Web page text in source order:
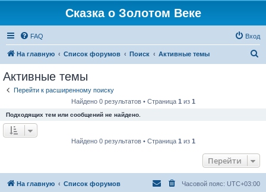
Сказка о Золотом Веке
FAQ Вход
На главную Список форумов Поиск Активные темы
Активные темы
Перейти к расширенному поиску
Найдено 0 результатов • Страница 1 из 1
Подходящих тем или сообщений не найдено.
Найдено 0 результатов • Страница 1 из 1
Перейти
На главную Список форумов Часовой пояс: UTC+03:00